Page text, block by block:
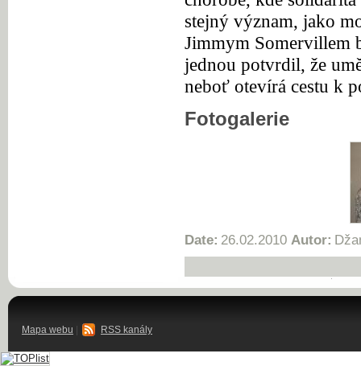
stejný význam, jako
Jimmym Somervillem
jednou potvrdil, že
neboť otevírá cestu k
Fotogalerie
Date: 26.02.2010 Autor:
Mapa webu RSS kanály